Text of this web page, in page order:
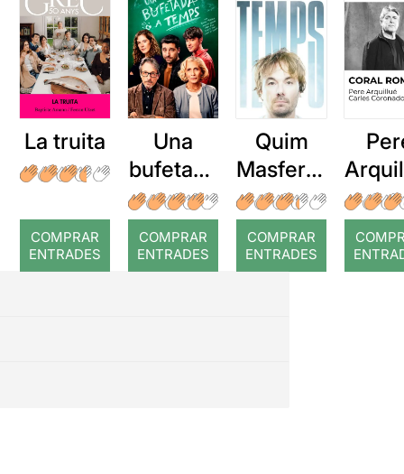
La truita
COMPRAR
ENTRADES
Una
bufetada
a temps
COMPRAR
ENTRADES
Quim
Masferre
r: Temps
COMPRAR
ENTRADES
: